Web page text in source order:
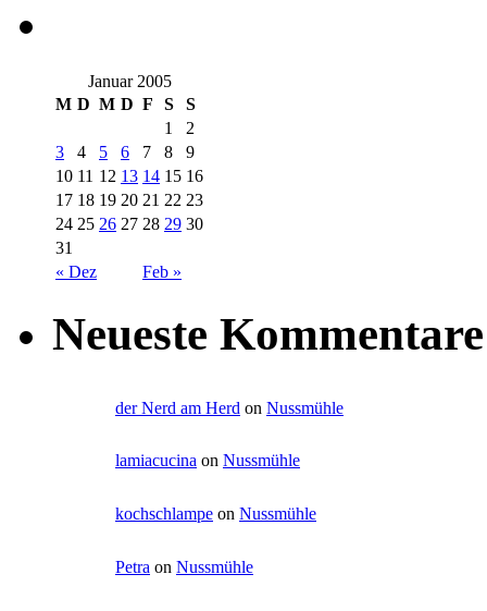
Januar 2005
M D M D F S S
« Dez Feb »
1
2
3
4 5 6 7 8
9
10 11 12 13 14 15 16
17 18 19 20 21 22 23
24 25 26 27 28 29 30
31
Neueste Kommentare
der Nerd am Herd on Nussmühle
lamiacucina on Nussmühle
kochschlampe on Nussmühle
Petra on Nussmühle